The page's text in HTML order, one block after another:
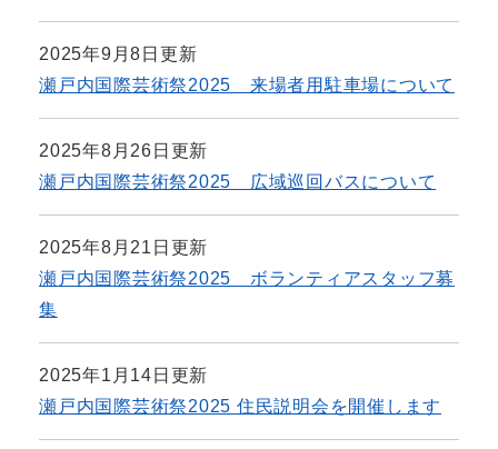
2025年9月8日更新
瀬戸内国際芸術祭2025 来場者用駐車場について
2025年8月26日更新
瀬戸内国際芸術祭2025 広域巡回バスについて
2025年8月21日更新
瀬戸内国際芸術祭2025 ボランティアスタッフ募
集
2025年1月14日更新
瀬戸内国際芸術祭2025 住民説明会を開催します